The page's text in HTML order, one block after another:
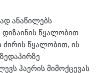
ანაწილებს
წყალობით
ძირის წყალობით, ის
ჰაერის მიმოქცევას